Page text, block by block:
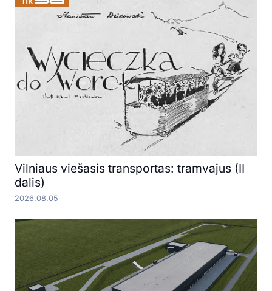
Vilniaus viešasis transportas: tramvajus (II
dalis)
2026.08.05